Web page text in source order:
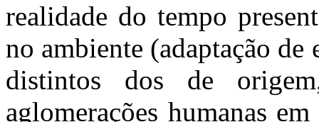
realidade do tempo
no ambiente (adaptação de
distintos dos de
aglomerações humanas